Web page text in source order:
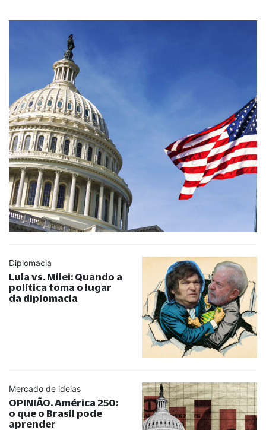
Diplomacia
Lula vs. Milei: Quando a
política toma o lugar
da diplomacia
Mercado de ideias
OPINIÃO. América 250:
o que o Brasil pode
aprender